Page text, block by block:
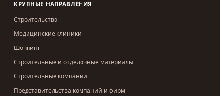
КРУПНЫЕ НАПРАВЛЕНИЯ
Строительство
Медицинские клиники
Шоппинг
Строительные и отделочные материалы
Строительные компании
Представительства компаний и фирм